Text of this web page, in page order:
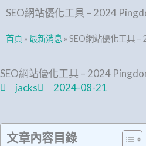
SEO網站優化工具 – 2024
首頁» 最新消息 » SEO網站優化工具 –
SEO網站優化工具 – 2024
jacks
2024-08-21
文章內容目錄